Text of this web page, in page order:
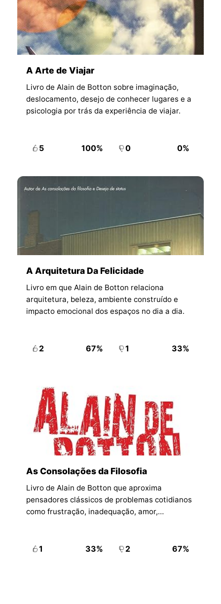
A Arte de Viajar
Livro de Alain de Botton sobre imaginação,
deslocamento, desejo de conhecer lugares e a
psicologia por trás da experiência de viajar.
5 100% 0 0%
A Arquitetura Da Felicidade
Livro em que Alain de Botton relaciona
arquitetura, beleza, ambiente construído e
impacto emocional dos espaços no dia a dia.
2 67% 1 33%
As Consolações da Filosofia
Livro de Alain de Botton que aproxima
pensadores clássicos de problemas cotidianos
como frustração, inadequação, amor,
1 33% 2 67%